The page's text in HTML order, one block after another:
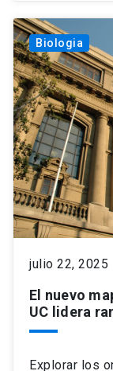
Biologia
julio 22, 2025
El nuevo
UC lidera
Explorar los